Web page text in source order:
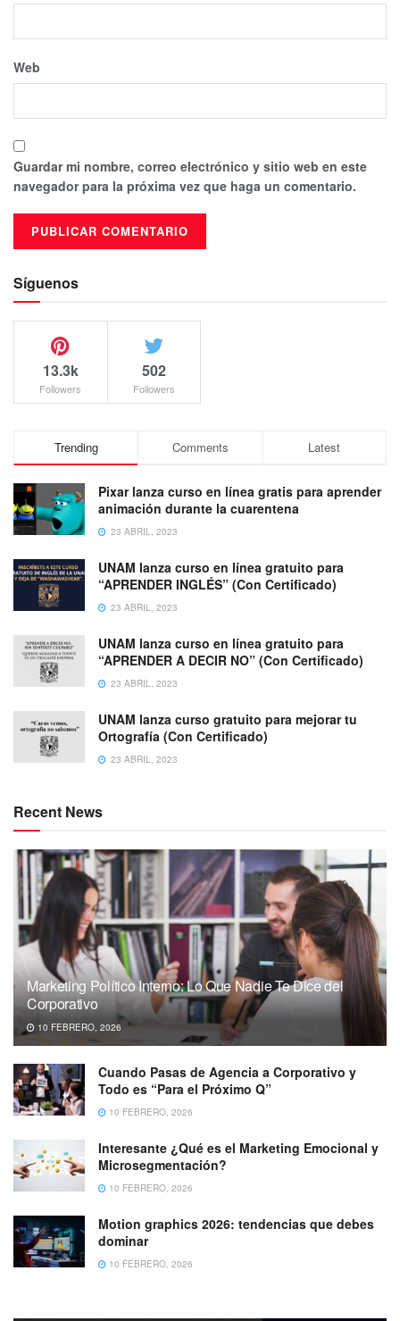
Web
Guardar mi nombre, correo electrónico y sitio web en este
navegador para la próxima vez que haga un comentario.
Síguenos
13.3k
Followers
502
Followers
Trending Comments Latest
Pixar lanza curso en línea gratis para aprender
animación durante la cuarentena
23 ABRIL, 2023
UNAM lanza curso en línea gratuito para
“APRENDER INGLÉS” (Con Certificado)
23 ABRIL, 2023
UNAM lanza curso en línea gratuito para
“APRENDER A DECIR NO” (Con Certificado)
23 ABRIL, 2023
UNAM lanza curso gratuito para mejorar tu
Ortografía (Con Certificado)
23 ABRIL, 2023
Recent News
Marketing Político Interno: Lo Que Nadie Te Dice del
Corporativo
10 FEBRERO, 2026
Cuando Pasas de Agencia a Corporativo y
Todo es “Para el Próximo Q”
10 FEBRERO, 2026
Interesante ¿Qué es el Marketing Emocional y
Microsegmentación?
10 FEBRERO, 2026
Motion graphics 2026: tendencias que debes
dominar
10 FEBRERO, 2026